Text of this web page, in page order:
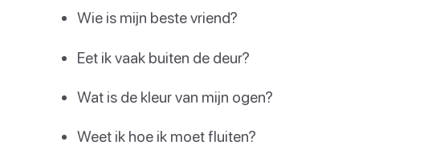
Wie is mijn beste vriend?
Eet ik vaak buiten de deur?
Wat is de kleur van mijn ogen?
Weet ik hoe ik moet fluiten?